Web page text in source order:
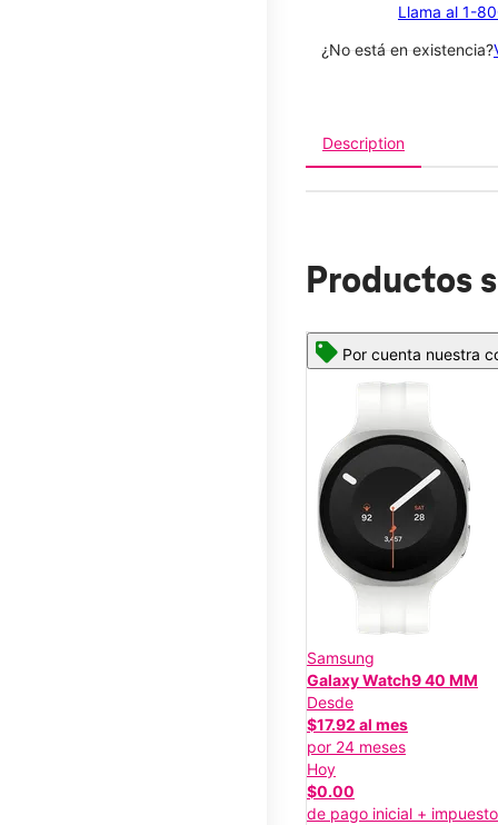
Llama al 1-
¿No está en existencia?
Description
Productos
Por cuenta nuestra
Samsung
Galaxy Watch9 40 MM
Desde
$17.92 al mes
por 24 meses
Hoy
$0.00
de pago inicial +